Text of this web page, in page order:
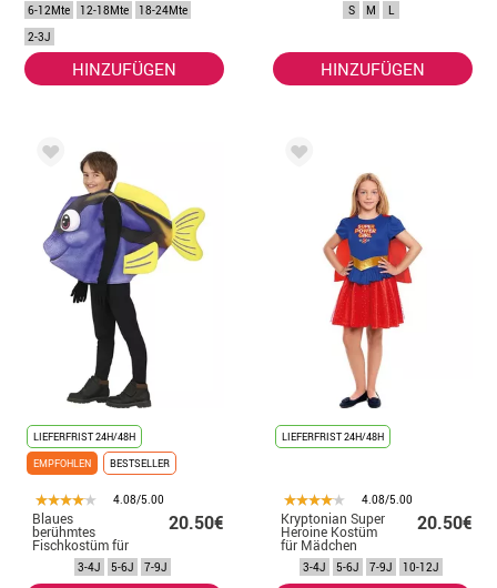
6-12Mte 12-18Mte
18-24Mte
2-3J
HINZUFÜGEN
S M L
HINZUFÜGEN
LIEFERFRIST 24H/48H
EMPFOHLEN
BESTSELLER
4.08/5.00
Blaues
berühmtes
Fischkostüm für
20.50€
3-4J 5-6J 7-9J
LIEFERFRIST 24H/48H
4.08/5.00
Kryptonian Super
Heroine Kostüm
für Mädchen
20.50€
3-4J 5-6J 7-9J 10-12J